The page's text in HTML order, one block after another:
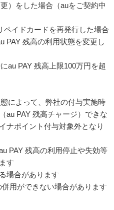
）をした場合（auをご契約中
ペイドカードを再発行した場合
PAY 残高の利用状態を変更し
au PAY 残高上限100万円を超
によって、弊社の付与実施時
au PAY 残高チャージ）できな
ナポイント付与対象外となり
PAY 残高の利用停止や失効等
す
場合があります
用ができない場合があります